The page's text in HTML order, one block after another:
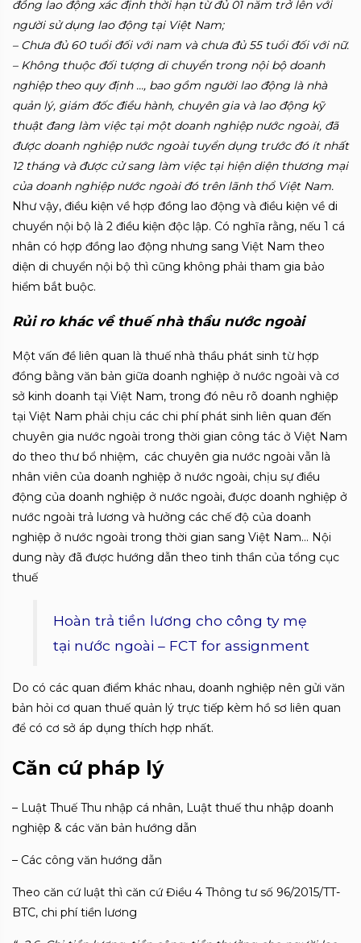
đồng lao động xác định thời hạn từ đủ 01 năm trở lên với
người sử dụng lao động tại Việt Nam;
– Chưa đủ 60 tuổi đối với nam và chưa đủ 55 tuổi đối với nữ.
– Không thuộc đối tượng di chuyển trong nội bộ doanh
nghiệp theo quy định …, bao gồm người lao động là nhà
quản lý, giám đốc điều hành, chuyên gia và lao động kỹ
thuật đang làm việc tại một doanh nghiệp nước ngoài, đã
được doanh nghiệp nước ngoài tuyển dụng trước đó ít nhất
12 tháng và được cử sang làm việc tại hiện diện thương mại
của doanh nghiệp nước ngoài đó trên lãnh thổ Việt Nam.
Như vậy, điều kiện về hợp đồng lao động và điều kiện về di
chuyển nội bộ là 2 điều kiện độc lập. Có nghĩa rằng, nếu 1 cá
nhân có hợp đồng lao động nhưng sang Việt Nam theo
diện di chuyển nội bộ thì cũng không phải tham gia bảo
hiểm bắt buộc.
Rủi ro khác về thuế nhà thầu nước ngoài
Một vấn đề liên quan là thuế nhà thầu phát sinh từ hợp
đồng bằng văn bản giữa doanh nghiệp ở nước ngoài và cơ
sở kinh doanh tại Việt Nam, trong đó nêu rõ doanh nghiệp
tại Việt Nam phải chịu các chi phí phát sinh liên quan đến
chuyên gia nước ngoài trong thời gian công tác ở Việt Nam
do theo thư bổ nhiệm, các chuyên gia nước ngoài vẫn là
nhân viên của doanh nghiệp ở nước ngoài, chịu sự điều
động của doanh nghiệp ở nước ngoài, được doanh nghiệp ở
nước ngoài trả lương và hưởng các chế độ của doanh
nghiệp ở nước ngoài trong thời gian sang Việt Nam… Nội
dung này đã được hướng dẫn theo tinh thần của tổng cục
thuế
Hoàn trả tiền lương cho công ty mẹ
tại nước ngoài – FCT for assignment
Do có các quan điểm khác nhau, doanh nghiệp nên gửi văn
bản hỏi cơ quan thuế quản lý trực tiếp kèm hồ sơ liên quan
để có cơ sở áp dụng thích hợp nhất.
Căn cứ pháp lý
– Luật Thuế Thu nhập cá nhân, Luật thuế thu nhập doanh
nghiệp & các văn bản hướng dẫn
– Các công văn hướng dẫn
Theo căn cứ luật thì căn cứ Điều 4 Thông tư số 96/2015/TT-
BTC, chi phí tiền lương